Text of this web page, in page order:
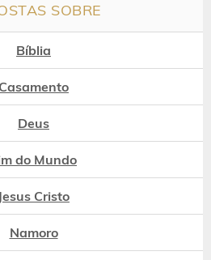
SOBRE
Bíblia
Casamento
Deus
do Mundo
Jesus Cristo
Namoro